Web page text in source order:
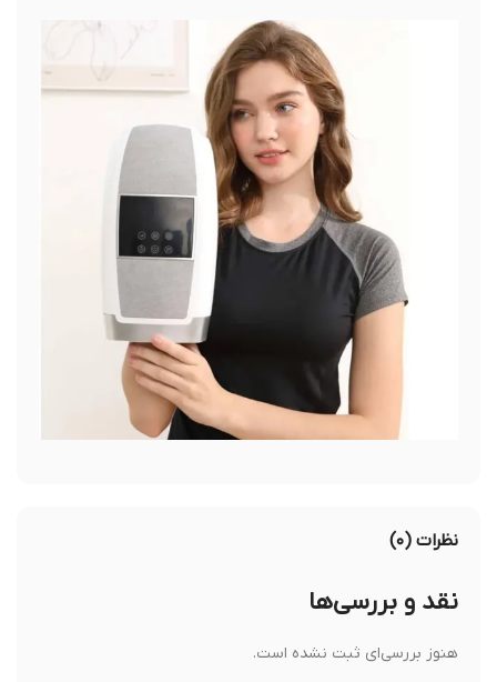
نظرات (۰)
نقد و بررسی‌ها
هنوز بررسی‌ای ثبت نشده است.